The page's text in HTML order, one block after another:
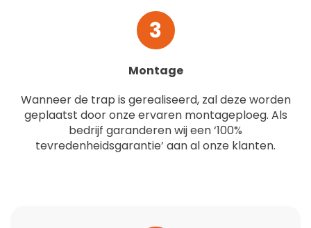
3
Montage
Wanneer de trap is gerealiseerd, zal deze worden
geplaatst door onze ervaren montageploeg. Als
bedrijf garanderen wij een ‘100%
tevredenheidsgarantie’ aan al onze klanten.